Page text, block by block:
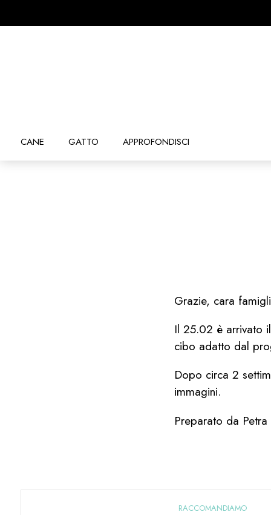
CANE GATTO APPROFONDISCI
Grazie, cara
Il 25.02 è arrivato
cibo adatto dal
Dopo circa 2
immagini.
Preparato da
RACCOMANDIAMO